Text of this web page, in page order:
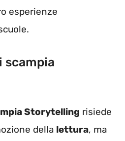
esperienze
scampia
Storytelling risiede
della lettura, ma